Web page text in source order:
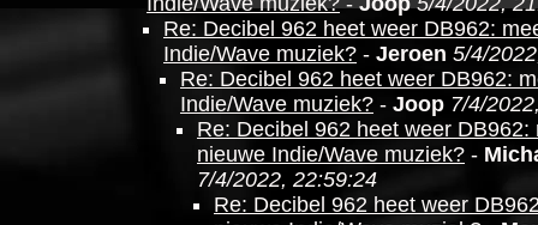
Re: Decibel 962 heet weer DB962:
Indie/Wave muziek? - Jeroen 5/4/
Re: Decibel 962 heet weer DB962:
Indie/Wave muziek? - Joop 7/4/
Re: Decibel 962 heet weer DB962:
nieuwe Indie/Wave muziek? -
7/4/2022, 22:59:24
Re: Decibel 962 heet weer